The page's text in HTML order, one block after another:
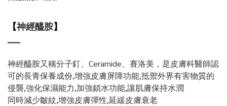
【神經醯胺】
神經醯胺又稱分子釘、Ceramide、賽洛美，是皮膚科醫師認
可的長青保養成份,增強皮膚屏障功能,抵禦外界有害物質的
侵襲,強化保濕能力,加強鎖水功能,讓肌膚保持水潤
同時減少皺紋,增強皮膚彈性,延緩皮膚衰老